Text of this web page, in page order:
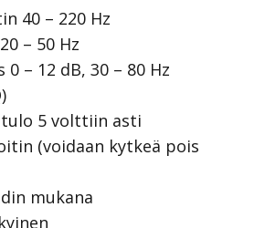
40 – 220 Hz
– 50 Hz
– 12 dB, 30 – 80 Hz
5 volttiin asti
(voidaan kytkeä pois
mukana